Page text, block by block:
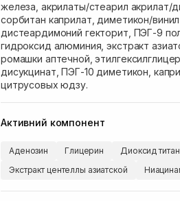
железа, акрилаты/стеарил акрилат/
сорбитан каприлат, диметикон/
дистеардимоний гекторит, ПЭГ-9
гидроксид алюминия, экстракт
ромашки аптечной,
дисукцинат, ПЭГ-10 диметикон,
цитрусовых юдзу.
Активний компонент
Аденозин Глицерин Диоксид
Экстракт центеллы азиатской